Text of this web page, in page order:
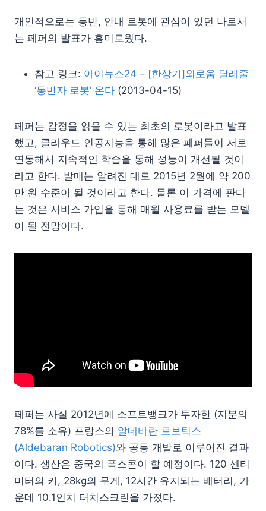
개인적으로는 동반, 안내 로봇에 관심이 있던 나로서
는 페퍼의 발표가 흥미로웠다.
참고 링크: 아이뉴스24 – [한상기]외로움 달래줄
‘동반자 로봇’ 온다 (2013-04-15)
페퍼는 감정을 읽을 수 있는 최초의 로봇이라고 발표
했고, 클라우드 인공지능을 통해 많은 페퍼들이 서로
연동해서 지속적인 학습을 통해 성능이 개선될 것이
라고 한다. 발매는 알려진 대로 2015년 2월에 약 200
만 원 수준이 될 것이라고 한다. 물론 이 가격에 판다
는 것은 서비스 가입을 통해 매월 사용료를 받는 모델
이 될 전망이다.
페퍼는 사실 2012년에 소프트뱅크가 투자한 (지분의
78%를 소유) 프랑스의 알데바란 로보틱스
(Aldebaran Robotics)와 공동 개발로 이루어진 결과
이다. 생산은 중국의 폭스콘이 할 예정이다. 120 센티
미터의 키, 28kg의 무게, 12시간 유지되는 배터리, 가
운데 10.1인치 터치스크린을 가졌다.